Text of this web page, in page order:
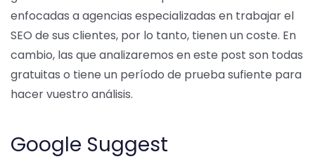
enfocadas a agencias especializadas en trabajar el
SEO de sus clientes, por lo tanto, tienen un coste. En
cambio, las que analizaremos en este post son todas
gratuitas o tiene un período de prueba sufiente para
hacer vuestro análisis.
Google Suggest